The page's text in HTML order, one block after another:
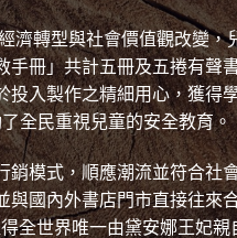
濟轉型與社會價值觀改變，
冊」共計五冊及五捲有聲
入製作之精細用心，獲得
全民重視兒童的安全教育。
模式，順應潮流並符合社
國內外書店門市直接往來
全世界唯一由黛安娜王妃